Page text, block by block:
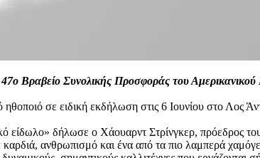
Βραβείο Συνολικής Προσφοράς του
σε ειδική εκδήλωση στις 6 Ιουνίου στο Λος
είδωλο» δήλωσε ο Χάουαρντ Στρίνγκερ, πρόεδρος
ανθρωπισμό και ένα από τα πιο λαμπερά